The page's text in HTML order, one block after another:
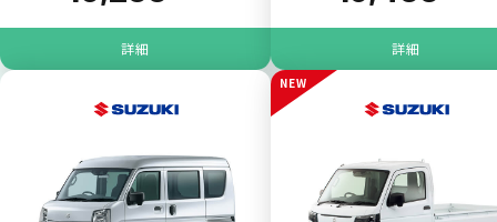
5
ジョイカル たすカッター3
詳細 詳細
NEW